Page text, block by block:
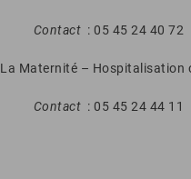
Contact : 05 45 24 40 72
La Maternité – Hospitalisation
Contact : 05 45 24 44 11